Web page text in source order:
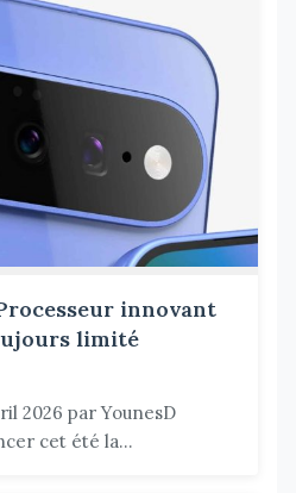
innovant
limité
2026 par YounesD
cet été la...